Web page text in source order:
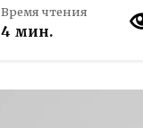
Время чтения
4 мин.